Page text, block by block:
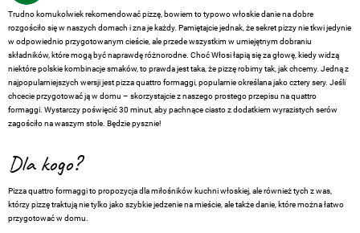
Trudno komukolwiek rekomendować pizzę, bowiem to typowo włoskie danie na dobre
rozgościło się w naszych domach i zna je każdy. Pamiętajcie jednak, że sekret pizzy nie tkwi jedynie
w odpowiednio przygotowanym cieście, ale przede wszystkim w umiejętnym dobraniu
składników, które mogą być naprawdę różnorodne. Choć Włosi łapią się za głowę, kiedy widzą
niektóre polskie kombinacje smaków, to prawda jest taka, że pizzę robimy tak, jak chcemy. Jedną z
najpopularniejszych wersji jest pizza quattro formaggi, popularnie określana jako cztery sery. Jeśli
chcecie przygotować ją w domu – skorzystajcie z naszego prostego przepisu na quattro
formaggi. Wystarczy poświęcić 30 minut, aby pachnące ciasto z dodatkiem wyrazistych serów
zagościło na waszym stole. Będzie pysznie!
Dla kogo?
Pizza quattro formaggi to propozycja dla miłośników kuchni włoskiej, ale również tych z was,
którzy pizzę traktują nie tylko jako szybkie jedzenie na mieście, ale także danie, które można łatwo
przygotować w domu.